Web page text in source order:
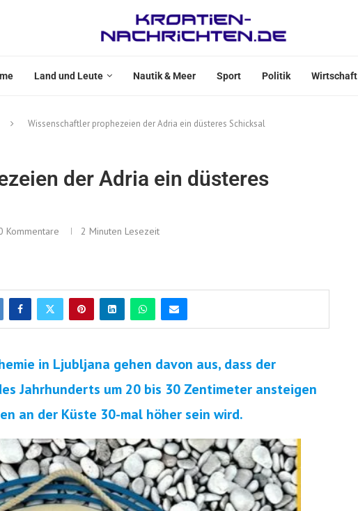
Land und Leute Nautik & Meer Sport Politik Wirtschaft
Wissenschaftler prophezeien der Adria ein düsteres Schicksal
der Adria ein düsteres
Kommentare 2 Minuten Lesezeit
in Ljubljana gehen davon aus, dass der
Jahrhunderts um 20 bis 30 Zentimeter ansteigen
an der Küste 30-mal höher sein wird.